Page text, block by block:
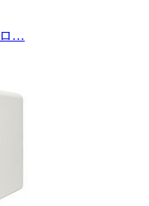
ロ…